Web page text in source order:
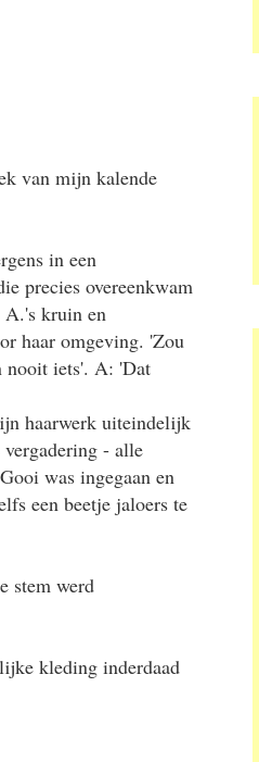
van mijn kalende
in een
precies overeenkwam
A.'s kruin en
haar omgeving. 'Zou
nooit iets'. A: 'Dat
haarwerk uiteindelijk
- alle
was ingegaan en
een beetje jaloers te
stem werd
kleding inderdaad